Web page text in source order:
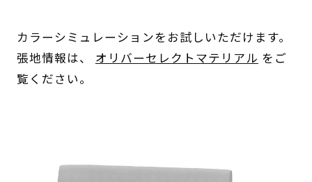
カラーシミュレーションをお試しいただけます。
張地情報は、 オリバーセレクトマテリアル をご
覧ください。